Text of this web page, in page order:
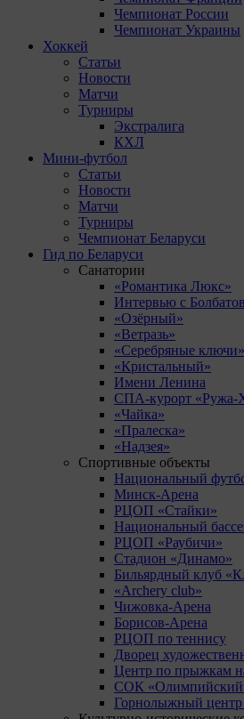
Чемпионат России
Чемпионат Украины
Хоккей
Статьи
Новости
Матчи
Турниры
Экстралига
КХЛ
Мини-футбол
Статьи
Новости
Матчи
Турниры
Чемпионат Беларуси
Гид по Беларуси
Санатории
«Романтика Люкс»
Интервью с
«Озёрный»
«Ветразь»
«Серебряные ключи»
«Кристальный»
Имени Ленина
СПА-курорт «Ружа-
«Чайка»
«Пралеска»
«Надзея»
Спортивные объекты
Национальный
Минск-Арена
РЦОП «Стайки»
Национальный
РЦОП «Раубичи»
Стадион «Динамо»
Бильярдный клуб
«Archery club»
Чижовка-Арена
Борисов-Арена
РЦОП по теннису
Дворец
Центр по прыжкам
СОК
Горнолыжный центр